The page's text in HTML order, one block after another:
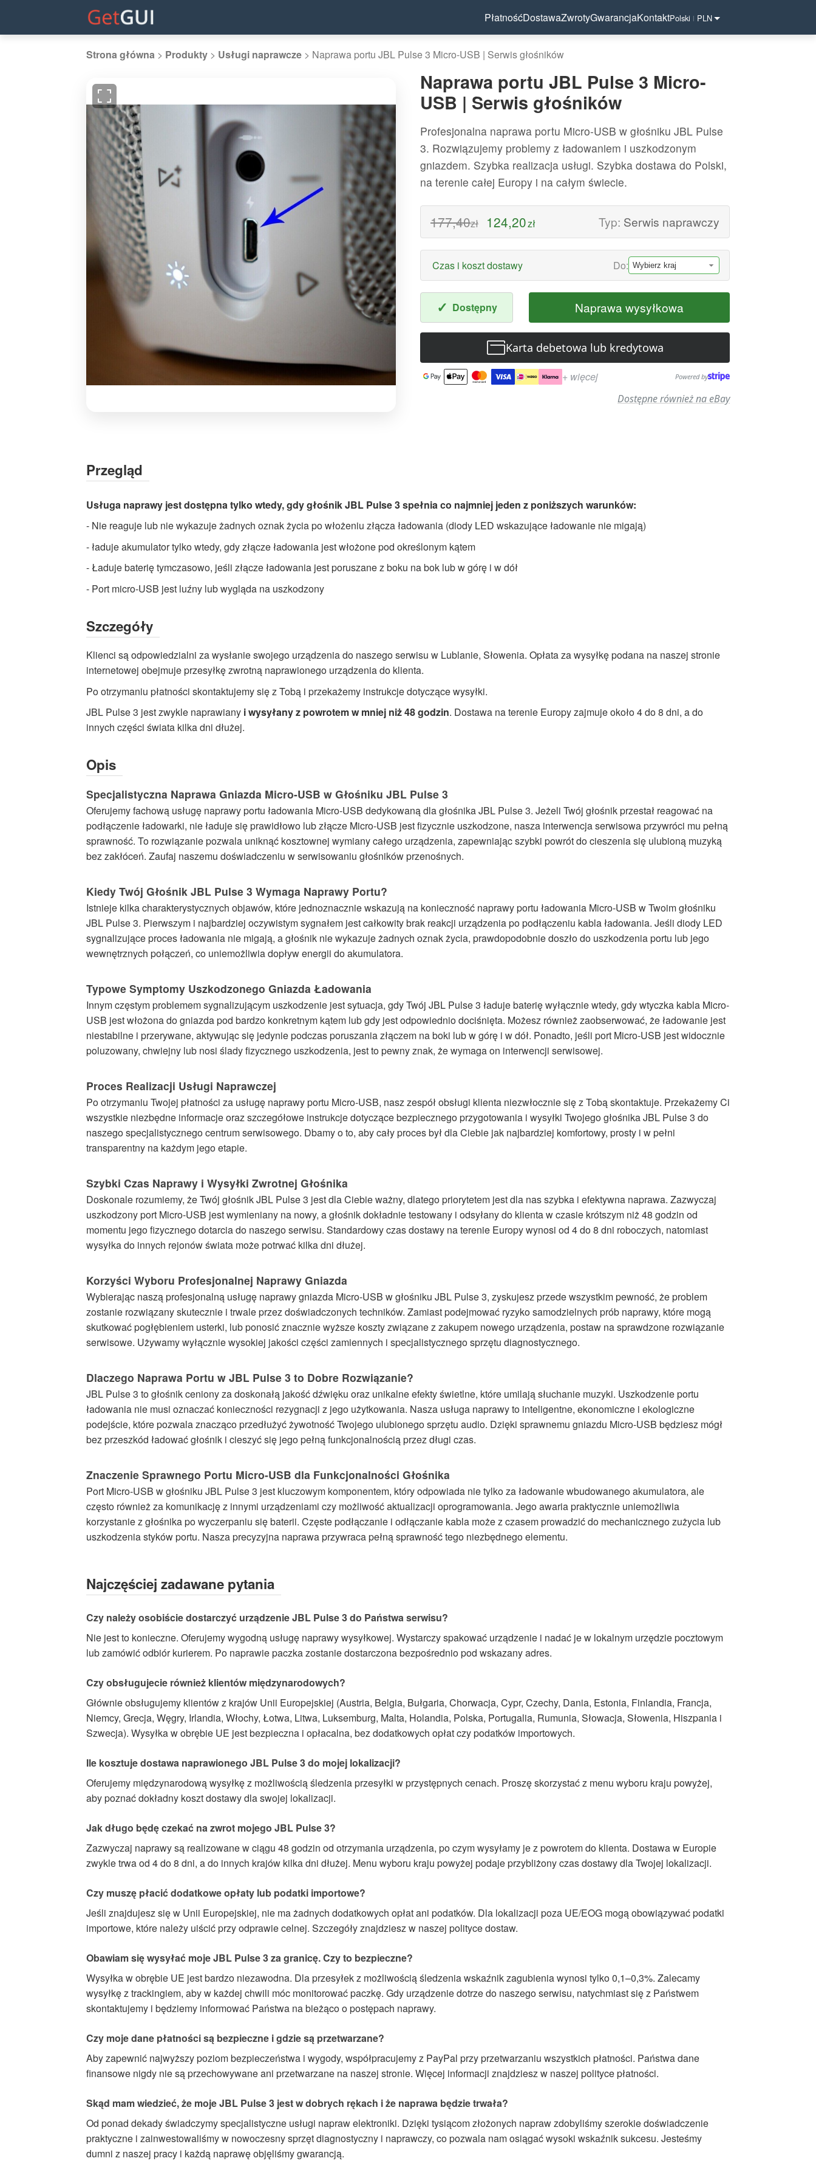
PłatnośćDostawaZwrotyGwarancjaKontaktPolski | PLN
Strona główna > Produkty > Usługi naprawcze > Naprawa portu JBL Pulse 3 Micro-USB | Serwis głośników
Pulse
3
USB
|
Serwis
głośników
-
Wysokiej
naprawcze
teraz
z
szybką
wysyłką
na
cały
Naprawa portu JBL Pulse 3 Micro-
USB | Serwis głośników
Profesjonalna naprawa portu Micro-USB w głośniku JBL Pulse
3. Rozwiązujemy problemy z ładowaniem i uszkodzonym
gniazdem. Szybka realizacja usługi. Szybka dostawa do Polski,
na terenie całej Europy i na całym świecie.
177,40zł 124,20zł Typ: Serwis naprawczy
Czas i koszt dostawy Do:
✓ Dostępny Naprawa wysyłkowa
Karta debetowa lub kredytowa
+ więcej Powered by
Dostępne również na eBay
Przegląd
Usługa naprawy jest dostępna tylko wtedy, gdy głośnik JBL Pulse 3 spełnia co najmniej jeden z poniższych warunków:
- Nie reaguje lub nie wykazuje żadnych oznak życia po włożeniu złącza ładowania (diody LED wskazujące ładowanie nie migają)
- ładuje akumulator tylko wtedy, gdy złącze ładowania jest włożone pod określonym kątem
- Ładuje baterię tymczasowo, jeśli złącze ładowania jest poruszane z boku na bok lub w górę i w dół
- Port micro-USB jest luźny lub wygląda na uszkodzony
Szczegóły
Klienci są odpowiedzialni za wysłanie swojego urządzenia do naszego serwisu w Lublanie, Słowenia. Opłata za wysyłkę podana na naszej stronie
internetowej obejmuje przesyłkę zwrotną naprawionego urządzenia do klienta.
Po otrzymaniu płatności skontaktujemy się z Tobą i przekażemy instrukcje dotyczące wysyłki.
JBL Pulse 3 jest zwykle naprawiany i wysyłany z powrotem w mniej niż 48 godzin. Dostawa na terenie Europy zajmuje około 4 do 8 dni, a do
innych części świata kilka dni dłużej.
Opis
Specjalistyczna Naprawa Gniazda Micro-USB w Głośniku JBL Pulse 3
Oferujemy fachową usługę naprawy portu ładowania Micro-USB dedykowaną dla głośnika JBL Pulse 3. Jeżeli Twój głośnik przestał reagować na
podłączenie ładowarki, nie ładuje się prawidłowo lub złącze Micro-USB jest fizycznie uszkodzone, nasza interwencja serwisowa przywróci mu pełną
sprawność. To rozwiązanie pozwala uniknąć kosztownej wymiany całego urządzenia, zapewniając szybki powrót do cieszenia się ulubioną muzyką
bez zakłóceń. Zaufaj naszemu doświadczeniu w serwisowaniu głośników przenośnych.
Kiedy Twój Głośnik JBL Pulse 3 Wymaga Naprawy Portu?
Istnieje kilka charakterystycznych objawów, które jednoznacznie wskazują na konieczność naprawy portu ładowania Micro-USB w Twoim głośniku
JBL Pulse 3. Pierwszym i najbardziej oczywistym sygnałem jest całkowity brak reakcji urządzenia po podłączeniu kabla ładowania. Jeśli diody LED
sygnalizujące proces ładowania nie migają, a głośnik nie wykazuje żadnych oznak życia, prawdopodobnie doszło do uszkodzenia portu lub jego
wewnętrznych połączeń, co uniemożliwia dopływ energii do akumulatora.
Typowe Symptomy Uszkodzonego Gniazda Ładowania
Innym częstym problemem sygnalizującym uszkodzenie jest sytuacja, gdy Twój JBL Pulse 3 ładuje baterię wyłącznie wtedy, gdy wtyczka kabla Micro-
USB jest włożona do gniazda pod bardzo konkretnym kątem lub gdy jest odpowiednio dociśnięta. Możesz również zaobserwować, że ładowanie jest
niestabilne i przerywane, aktywując się jedynie podczas poruszania złączem na boki lub w górę i w dół. Ponadto, jeśli port Micro-USB jest widocznie
poluzowany, chwiejny lub nosi ślady fizycznego uszkodzenia, jest to pewny znak, że wymaga on interwencji serwisowej.
Proces Realizacji Usługi Naprawczej
Po otrzymaniu Twojej płatności za usługę naprawy portu Micro-USB, nasz zespół obsługi klienta niezwłocznie się z Tobą skontaktuje. Przekażemy Ci
wszystkie niezbędne informacje oraz szczegółowe instrukcje dotyczące bezpiecznego przygotowania i wysyłki Twojego głośnika JBL Pulse 3 do
naszego specjalistycznego centrum serwisowego. Dbamy o to, aby cały proces był dla Ciebie jak najbardziej komfortowy, prosty i w pełni
transparentny na każdym jego etapie.
Szybki Czas Naprawy i Wysyłki Zwrotnej Głośnika
Doskonale rozumiemy, że Twój głośnik JBL Pulse 3 jest dla Ciebie ważny, dlatego priorytetem jest dla nas szybka i efektywna naprawa. Zazwyczaj
uszkodzony port Micro-USB jest wymieniany na nowy, a głośnik dokładnie testowany i odsyłany do klienta w czasie krótszym niż 48 godzin od
momentu jego fizycznego dotarcia do naszego serwisu. Standardowy czas dostawy na terenie Europy wynosi od 4 do 8 dni roboczych, natomiast
wysyłka do innych rejonów świata może potrwać kilka dni dłużej.
Korzyści Wyboru Profesjonalnej Naprawy Gniazda
Wybierając naszą profesjonalną usługę naprawy gniazda Micro-USB w głośniku JBL Pulse 3, zyskujesz przede wszystkim pewność, że problem
zostanie rozwiązany skutecznie i trwale przez doświadczonych techników. Zamiast podejmować ryzyko samodzielnych prób naprawy, które mogą
skutkować pogłębieniem usterki, lub ponosić znacznie wyższe koszty związane z zakupem nowego urządzenia, postaw na sprawdzone rozwiązanie
serwisowe. Używamy wyłącznie wysokiej jakości części zamiennych i specjalistycznego sprzętu diagnostycznego.
Dlaczego Naprawa Portu w JBL Pulse 3 to Dobre Rozwiązanie?
JBL Pulse 3 to głośnik ceniony za doskonałą jakość dźwięku oraz unikalne efekty świetlne, które umilają słuchanie muzyki. Uszkodzenie portu
ładowania nie musi oznaczać konieczności rezygnacji z jego użytkowania. Nasza usługa naprawy to inteligentne, ekonomiczne i ekologiczne
podejście, które pozwala znacząco przedłużyć żywotność Twojego ulubionego sprzętu audio. Dzięki sprawnemu gniazdu Micro-USB będziesz mógł
bez przeszkód ładować głośnik i cieszyć się jego pełną funkcjonalnością przez długi czas.
Znaczenie Sprawnego Portu Micro-USB dla Funkcjonalności Głośnika
Port Micro-USB w głośniku JBL Pulse 3 jest kluczowym komponentem, który odpowiada nie tylko za ładowanie wbudowanego akumulatora, ale
często również za komunikację z innymi urządzeniami czy możliwość aktualizacji oprogramowania. Jego awaria praktycznie uniemożliwia
korzystanie z głośnika po wyczerpaniu się baterii. Częste podłączanie i odłączanie kabla może z czasem prowadzić do mechanicznego zużycia lub
uszkodzenia styków portu. Nasza precyzyjna naprawa przywraca pełną sprawność tego niezbędnego elementu.
Najczęściej zadawane pytania
Czy należy osobiście dostarczyć urządzenie JBL Pulse 3 do Państwa serwisu?
Nie jest to konieczne. Oferujemy wygodną usługę naprawy wysyłkowej. Wystarczy spakować urządzenie i nadać je w lokalnym urzędzie pocztowym
lub zamówić odbiór kurierem. Po naprawie paczka zostanie dostarczona bezpośrednio pod wskazany adres.
Czy obsługujecie również klientów międzynarodowych?
Głównie obsługujemy klientów z krajów Unii Europejskiej (Austria, Belgia, Bułgaria, Chorwacja, Cypr, Czechy, Dania, Estonia, Finlandia, Francja,
Niemcy, Grecja, Węgry, Irlandia, Włochy, Łotwa, Litwa, Luksemburg, Malta, Holandia, Polska, Portugalia, Rumunia, Słowacja, Słowenia, Hiszpania i
Szwecja). Wysyłka w obrębie UE jest bezpieczna i opłacalna, bez dodatkowych opłat czy podatków importowych.
Ile kosztuje dostawa naprawionego JBL Pulse 3 do mojej lokalizacji?
Oferujemy międzynarodową wysyłkę z możliwością śledzenia przesyłki w przystępnych cenach. Proszę skorzystać z menu wyboru kraju powyżej,
aby poznać dokładny koszt dostawy dla swojej lokalizacji.
Jak długo będę czekać na zwrot mojego JBL Pulse 3?
Zazwyczaj naprawy są realizowane w ciągu 48 godzin od otrzymania urządzenia, po czym wysyłamy je z powrotem do klienta. Dostawa w Europie
zwykle trwa od 4 do 8 dni, a do innych krajów kilka dni dłużej. Menu wyboru kraju powyżej podaje przybliżony czas dostawy dla Twojej lokalizacji.
Czy muszę płacić dodatkowe opłaty lub podatki importowe?
Jeśli znajdujesz się w Unii Europejskiej, nie ma żadnych dodatkowych opłat ani podatków. Dla lokalizacji poza UE/EOG mogą obowiązywać podatki
importowe, które należy uiścić przy odprawie celnej. Szczegóły znajdziesz w naszej polityce dostaw.
Obawiam się wysyłać moje JBL Pulse 3 za granicę. Czy to bezpieczne?
Wysyłka w obrębie UE jest bardzo niezawodna. Dla przesyłek z możliwością śledzenia wskaźnik zagubienia wynosi tylko 0,1–0,3%. Zalecamy
wysyłkę z trackingiem, aby w każdej chwili móc monitorować paczkę. Gdy urządzenie dotrze do naszego serwisu, natychmiast się z Państwem
skontaktujemy i będziemy informować Państwa na bieżąco o postępach naprawy.
Czy moje dane płatności są bezpieczne i gdzie są przetwarzane?
Aby zapewnić najwyższy poziom bezpieczeństwa i wygody, współpracujemy z PayPal przy przetwarzaniu wszystkich płatności. Państwa dane
finansowe nigdy nie są przechowywane ani przetwarzane na naszej stronie. Więcej informacji znajdziesz w naszej polityce płatności.
Skąd mam wiedzieć, że moje JBL Pulse 3 jest w dobrych rękach i że naprawa będzie trwała?
Od ponad dekady świadczymy specjalistyczne usługi napraw elektroniki. Dzięki tysiącom złożonych napraw zdobyliśmy szerokie doświadczenie
praktyczne i zainwestowaliśmy w nowoczesny sprzęt diagnostyczny i naprawczy, co pozwala nam osiągać wysoki wskaźnik sukcesu. Jesteśmy
dumni z naszej pracy i każdą naprawę objęliśmy gwarancją.